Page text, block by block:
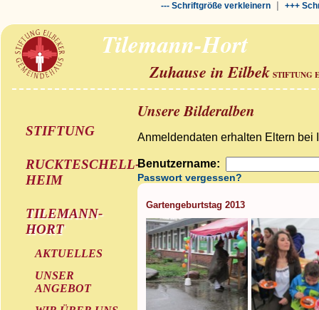
--- Schriftgröße verkleinern| +++
Tilemann-Hort
Zuhause in Eilbek STIFTUNG
STIFTUNG
RUCKTESCHELL-
HEIM
TILEMANN-
HORT
AKTUELLES
UNSER
ANGEBOT
Unsere Bilderalben
Anmeldendaten erhalten Eltern bei
Benutzername:
Passwort vergessen?
Gartengeburtstag 2013